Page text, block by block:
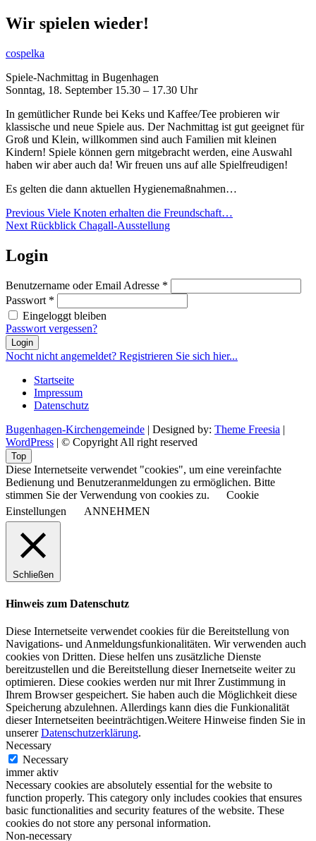
Wir spielen wieder!
cospelka
Spiele-Nachmittag in Bugenhagen
Sonntag, 18. September 15.30 – 17.30 Uhr
In gemütlicher Runde bei Keks und Kaffee/Tee probieren wir
klassische und neue Spiele aus. Der Nachmittag ist gut geeignet für
Groß und Klein, willkommen sind auch Familien mit kleinen
Kindern! Spiele können gern mitgebracht werden, eine Auswahl
haben wir aber auch da! Wir freuen uns auf alle Spielfreudigen!
Es gelten die dann aktuellen Hygienemaßnahmen…
Beitragsnavigation
Previous Previous
post:
Viele Knoten erhalten die Freundschaft…
Next Next
Rückblick Chagall-Ausstellung
Login
Benutzername oder Email Adresse *
Passwort *
Eingeloggt bleiben
Passwort vergessen?
Login
Nocht nicht angemeldet? Registrieren Sie sich hier...
Startseite
Impressum
Datenschutz
Bugenhagen-Kirchengemeinde | Designed by: Theme Freesia |
WordPress | © Copyright All right reserved
Top
Diese Internetseite verwendet "cookies", um eine vereinfachte
Bedienung und Benutzeranmeldungen zu ermöglichen. Bitte
stimmen Sie der Verwendung von cookies zu.
Cookie
Einstellungen
ANNEHMEN
Schließen
Hinweis zum Datenschutz
Diese Internetseite verwendet cookies für die Bereitstellung von
Navigations- und Anmeldungsfunkionalitäten. Wir verwenden auch
cookies von Dritten. Diese helfen uns zusätzliche Dienste
bereitzustellen und die Bereitstellung dieser Inernetseite weiter zu
optimieren. Diese cookies werden nur mit Ihrer Zustimmung in
Ihrem Browser gespeichert. Sie haben auch die Möglichkeit diese
Speicherung abzulehnen. Allerdings kann dies die Funkionalität
dieser Internetseiten beeinträchtigen.Weitere Hinweise finden Sie in
unsererDatenschutzerklärung.
Necessary
Necessary
immer aktiv
Necessary cookies are absolutely essential for the website to
function properly. This category only includes cookies that ensures
basic functionalities and security features of the website. These
cookies do not store any personal information.
Non-necessary